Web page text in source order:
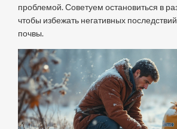
проблемой. Советуем остановиться в
чтобы избежать негативных
почвы.